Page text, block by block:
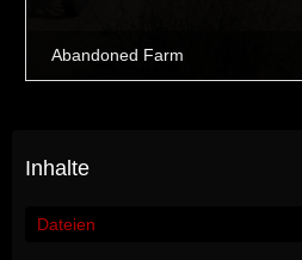
Inhalte
Dateien